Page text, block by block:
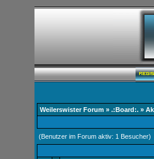
Weilerswister Forum » .:Board:. »
(Benutzer im Forum aktiv: 1 Besucher)